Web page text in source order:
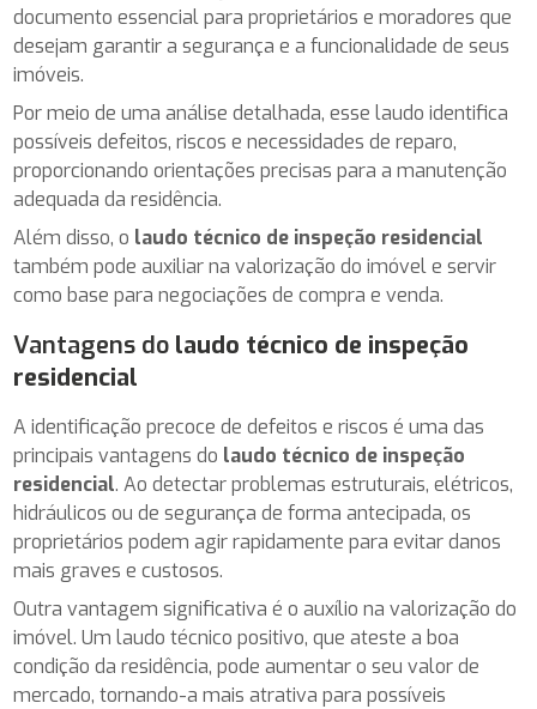
documento essencial para proprietários e moradores que
desejam garantir a segurança e a funcionalidade de seus
imóveis.
Por meio de uma análise detalhada, esse laudo identifica
possíveis defeitos, riscos e necessidades de reparo,
proporcionando orientações precisas para a manutenção
adequada da residência.
Além disso, o laudo técnico de inspeção residencial
também pode auxiliar na valorização do imóvel e servir
como base para negociações de compra e venda.
Vantagens do laudo técnico de inspeção
residencial
A identificação precoce de defeitos e riscos é uma das
principais vantagens do laudo técnico de inspeção
residencial. Ao detectar problemas estruturais, elétricos,
hidráulicos ou de segurança de forma antecipada, os
proprietários podem agir rapidamente para evitar danos
mais graves e custosos.
Outra vantagem significativa é o auxílio na valorização do
imóvel. Um laudo técnico positivo, que ateste a boa
condição da residência, pode aumentar o seu valor de
mercado, tornando-a mais atrativa para possíveis